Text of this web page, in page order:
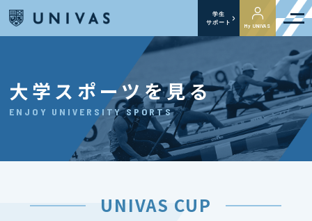
学生
サポート
My UNIVAS
大学スポーツを見る
ENJOY UNIVERSITY SPORTS
UNIVAS CUP